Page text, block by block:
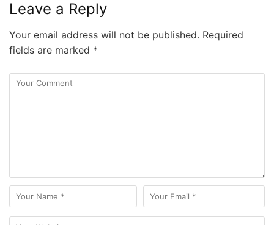
Leave a Reply
Your email address will not be published. Required
fields are marked *